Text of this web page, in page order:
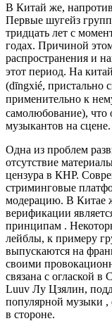
В Китай же,
Первые шугейз
тридцать лет с
годах. Причиной
распространения и
этот период. На
(dīngxié, пристально
применительно к
самолюбование), что
музыкантов на сцене.
Одна из проблем
отсутствие
цензура в КНР.
стриминговые
модерацию. В Китае
верификации
принципам .
лейблы, к примеру
выпускаются на
своими
связана с оглаской
Luuv Лу Цзялин,
популярной музыки ,
в стороне.